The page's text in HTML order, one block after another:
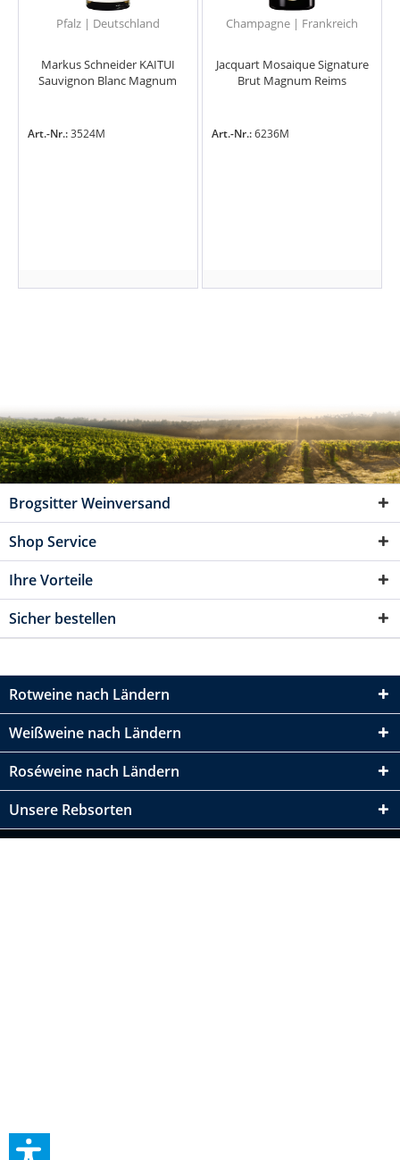
Pfalz | Deutschland
Markus Schneider KAITUI
Sauvignon Blanc Magnum
Art.-Nr.:3524M
Champagne | Frankreich
Jacquart Mosaique Signature
Brut Magnum Reims
Art.-Nr.:6236M
Brogsitter Weinversand
Shop Service
Ihre Vorteile
Sicher bestellen
Rotweine nach Ländern
Weißweine nach Ländern
Roséweine nach Ländern
Unsere Rebsorten